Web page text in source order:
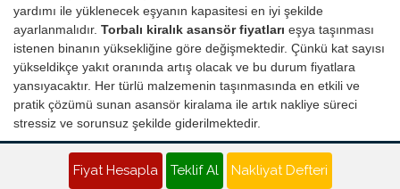
yardımı ile yüklenecek eşyanın kapasitesi en iyi şekilde
ayarlanmalıdır. Torbalı kiralık asansör fiyatları eşya taşınması
istenen binanın yüksekliğine göre değişmektedir. Çünkü kat sayısı
yükseldikçe yakıt oranında artış olacak ve bu durum fiyatlara
yansıyacaktır. Her türlü malzemenin taşınmasında en etkili ve
pratik çözümü sunan asansör kiralama ile artık nakliye süreci
stressiz ve sorunsuz şekilde giderilmektedir.
Torbalı Nakliyat Teklifi - Evden Eve Nakliye Fiyatı Al
Fiyat Hesapla Teklif Al Nakliyat Defteri